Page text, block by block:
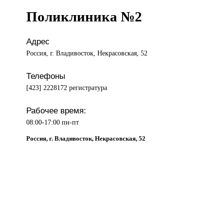
Поликлиника №2
Адрес
Россия, г. Владивосток, Некрасовская, 52
Телефоны
[423] 2228172 регистратура
Рабочее время:
08:00-17:00 пн-пт
Россия, г. Владивосток, Некрасовская, 52